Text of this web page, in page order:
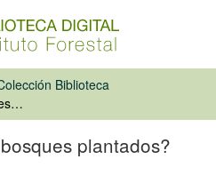
Biblioteca
¿Necesita el mundo bosques plantados?
plantados?